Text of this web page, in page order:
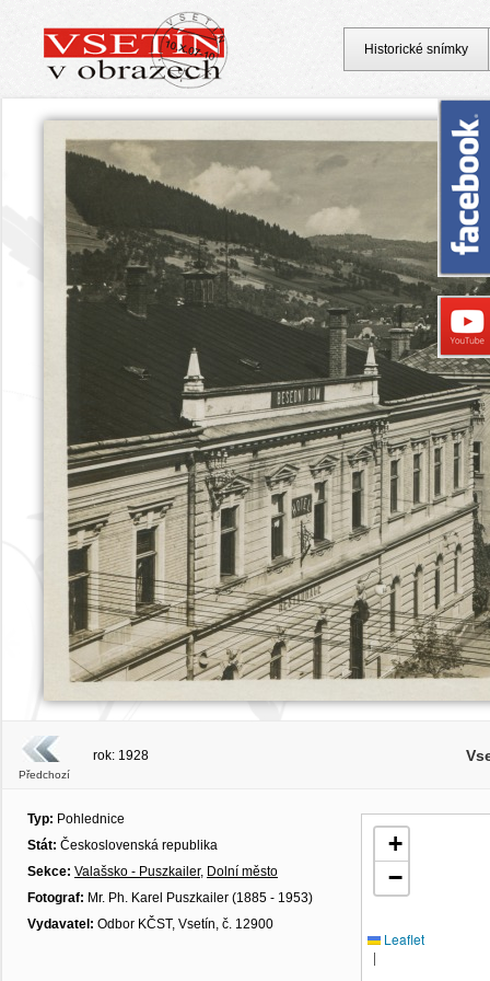
Předchozí
rok: 1928
Typ: Pohlednice
Stát: Československá republika
Sekce: Valašsko - Puszkailer, Dolní město
Fotograf: Mr. Ph. Karel Puszkailer (1885 - 1953)
Vydavatel: Odbor KČST, Vsetín, č. 12900
+
−
Leaflet
|
Historické snímky